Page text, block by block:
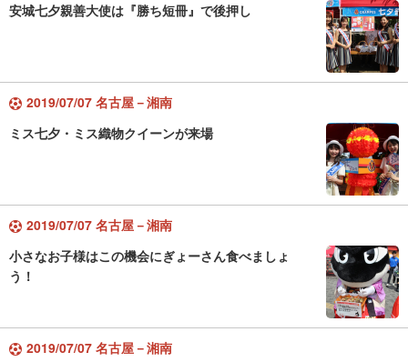
安城七夕親善大使は『勝ち短冊』で後押し
2019/07/07 名古屋－湘南
ミス七夕・ミス織物クイーンが来場
2019/07/07 名古屋－湘南
小さなお子様はこの機会にぎょーさん食べましょ
う！
2019/07/07 名古屋－湘南